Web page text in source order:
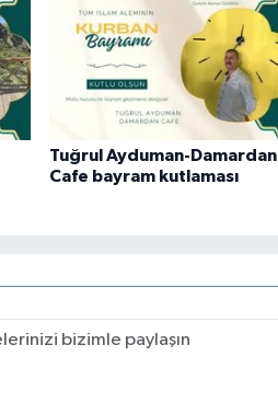
Tuğrul Ayduman-Damardan
Cafe bayram kutlaması